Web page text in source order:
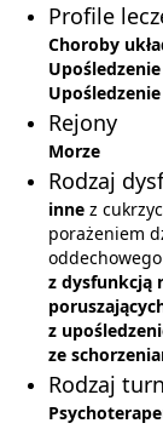
Profile
Choroby
Rejony
Morze
Rodzaj
inne z
porażeniem
oddechowego
z dysfunkcją
z
ze
Rodzaj